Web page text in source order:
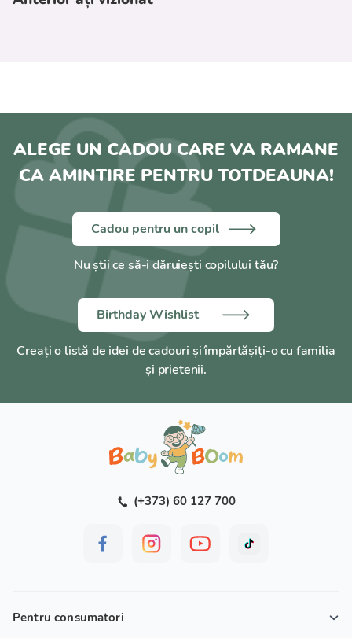
protecție la supraîncălzire;
verificați întotdeauna temperatura alimentelor
înainte de hrănire;
nu introduceți aparatul în apă;
Conținut pachet:
încălzitor;
pahar gradat de 80 ml.
Caracteristici tehnice:
Menținerea temperaturii: până la 24 de ore
ALEGE UN CADOU CARE VA RAMANE
CA AMINTIRE PENTRU TOTDEAUNA!
Cadou pentru un copil
Nu știi ce să-i dăruiești copilului tău?
Birthday Wishlist
Creați o listă de idei de cadouri și împărtășiți-o cu familia
și prietenii.
(+373) 60 127 700
Pentru consumatori